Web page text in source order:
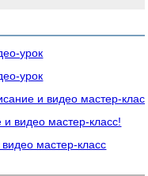
урок
урок
и видео мастер-
видео мастер-класс!
мастер-класс